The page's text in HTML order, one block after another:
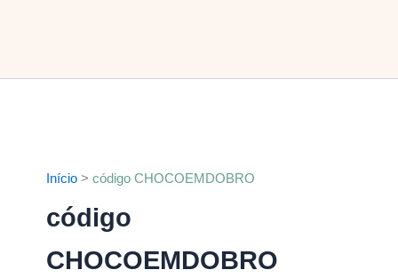
Início código CHOCOEMDOBRO
código
CHOCOEMDOBRO